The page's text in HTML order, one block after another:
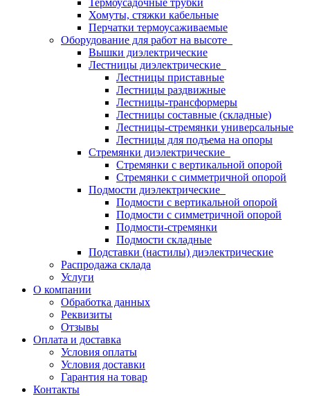
Термоусадочные трубки
Хомуты, стяжки кабельные
Перчатки термоусаживаемые
Оборудование для работ на высоте
Вышки диэлектрические
Лестницы диэлектрические
Лестницы приставные
Лестницы раздвижные
Лестницы-трансформеры
Лестницы составные (складные)
Лестницы-стремянки универсальные
Лестницы для подъема на опоры
Стремянки диэлектрические
Стремянки с вертикальной опорой
Стремянки с симметричной опорой
Подмости диэлектрические
Подмости с вертикальной опорой
Подмости с симметричной опорой
Подмости-стремянки
Подмости складные
Подставки (настилы) диэлектрические
Распродажа склада
Услуги
О компании
Обработка данных
Реквизиты
Отзывы
Оплата и доставка
Условия оплаты
Условия доставки
Гарантия на товар
Контакты